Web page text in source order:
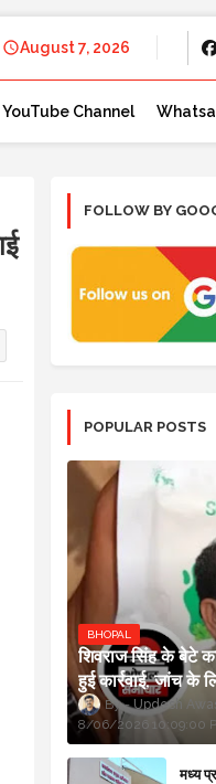
August 7, 2026
YouTube Channel
FOLLOW BY
POPULAR POSTS
BHOPAL
शिवराज सिंह के बेटे
हुई कार्रवाई, जांच के
Updesh
8/06/2026 10:09:00
मध्य